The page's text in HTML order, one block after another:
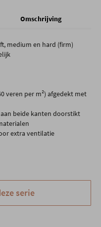
Omschrijving
medium en hard (firm)
veren per m²) afgedekt met
beide kanten doorstikt
extra ventilatie
serie